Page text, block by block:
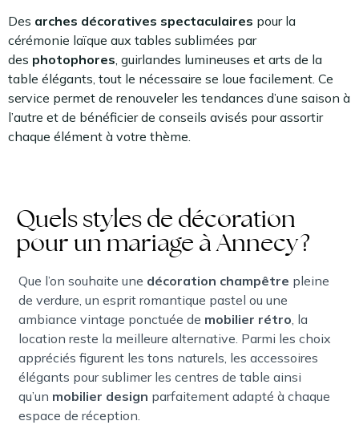
Des arches décoratives spectaculaires pour la
cérémonie laïque aux tables sublimées par
des photophores , guirlandes lumineuses et arts de la
table élégants, tout le nécessaire se loue facilement. Ce
service permet de renouveler les tendances d’une saison à
l’autre et de bénéficier de conseils avisés pour assortir
chaque élément à votre thème.
Quels styles de décoration
pour un mariage à Annecy ?
Que l’on souhaite une décoration champêtre pleine
de verdure, un esprit romantique pastel ou une
ambiance vintage ponctuée de mobilier rétro , la
location reste la meilleure alternative. Parmi les choix
appréciés figurent les tons naturels, les accessoires
élégants pour sublimer les centres de table ainsi
qu’un mobilier design parfaitement adapté à chaque
espace de réception.